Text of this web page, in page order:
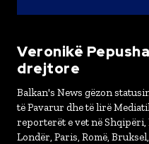
Veronikë
drejtore
Balkan's News gëzon
të Pavarur dhe të lirë
reporterët e vet në Shqipëri,
Londër, Paris, Romë,